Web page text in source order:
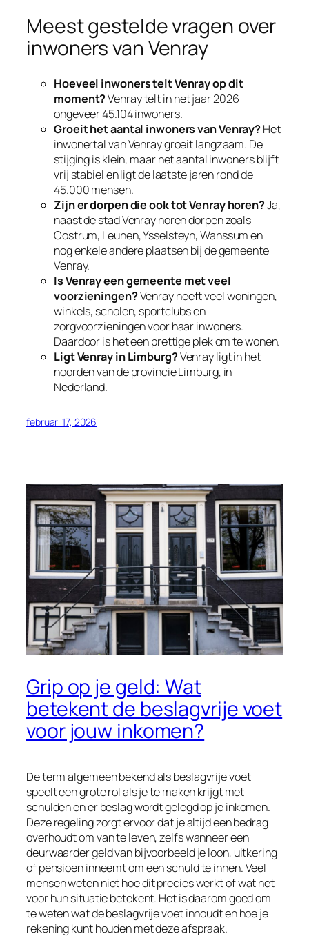
Meest gestelde vragen over
inwoners van Venray
Hoeveel inwoners telt Venray op dit
moment?Venray telt in het jaar 2026
ongeveer 45.104 inwoners.
Groeit het aantal inwoners van Venray?Het
inwonertal van Venray groeit langzaam. De
stijging is klein, maar het aantal inwoners blijft
vrij stabiel en ligt de laatste jaren rond de
45.000 mensen.
Zijn er dorpen die ook tot Venray horen?Ja,
naast de stad Venray horen dorpen zoals
Oostrum, Leunen, Ysselsteyn, Wanssum en
nog enkele andere plaatsen bij de gemeente
Venray.
Is Venray een gemeente met veel
voorzieningen?Venray heeft veel woningen,
winkels, scholen, sportclubs en
zorgvoorzieningen voor haar inwoners.
Daardoor is het een prettige plek om te wonen.
Ligt Venray in Limburg?Venray ligt in het
noorden van de provincie Limburg, in
Nederland.
februari 17, 2026
Grip op je geld: Wat
betekent de beslagvrije voet
voor jouw inkomen?
De term algemeen bekend als beslagvrije voet
speelt een grote rol als je te maken krijgt met
schulden en er beslag wordt gelegd op je inkomen.
Deze regeling zorgt ervoor dat je altijd een bedrag
overhoudt om van te leven, zelfs wanneer een
deurwaarder geld van bijvoorbeeld je loon, uitkering
of pensioen inneemt om een schuld te innen. Veel
mensen weten niet hoe dit precies werkt of wat het
voor hun situatie betekent. Het is daarom goed om
te weten wat de beslagvrije voet inhoudt en hoe je
rekening kunt houden met deze afspraak.